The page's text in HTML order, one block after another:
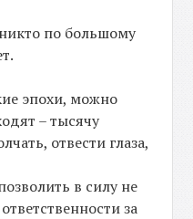
по большому
эпохи, можно
– тысячу
отвести глаза,
в силу не
за